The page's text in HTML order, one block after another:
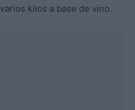
kilos a base de vino.